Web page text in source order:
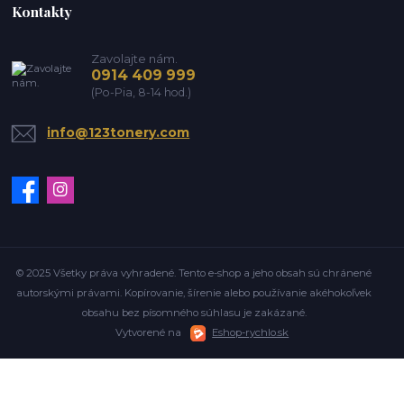
Kontakty
Zavolajte nám.
0914 409 999
(Po-Pia, 8-14 hod.)
info@123tonery.com
© 2025 Všetky práva vyhradené. Tento e-shop a jeho obsah sú chránené
autorskými právami. Kopírovanie, šírenie alebo používanie akéhokoľvek
obsahu bez písomného súhlasu je zakázané.
Vytvorené na
Eshop-rychlo.sk